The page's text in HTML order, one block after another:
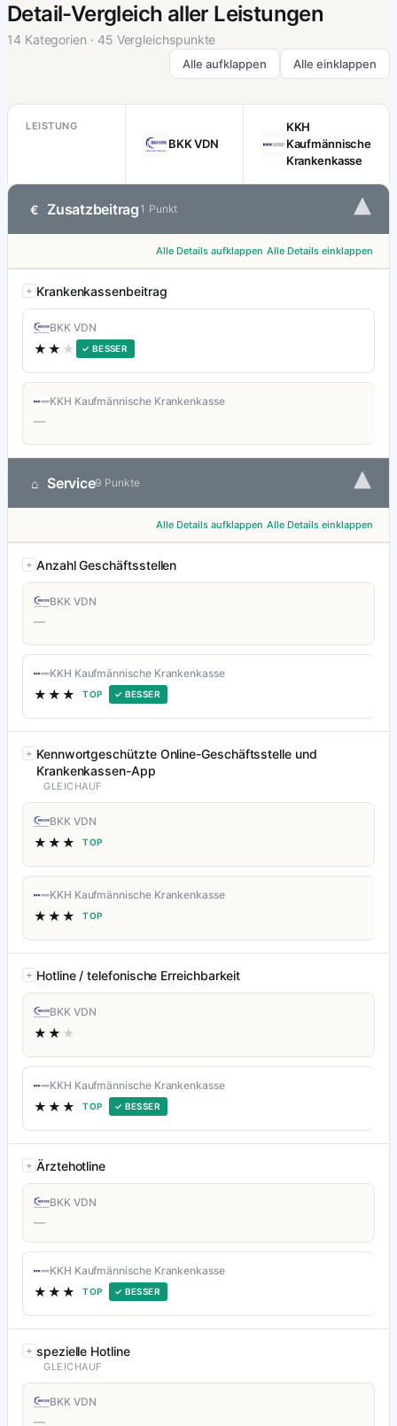
Detail-Vergleich aller Leistungen
14 Kategorien · 45 Vergleichspunkte
Alle aufklappen Alle einklappen
LEISTUNG
BKK VDN
KKH
Kaufmännische
Krankenkasse
€ Zusatzbeitrag 1 Punkt ▾
Alle Details aufklappen Alle Details einklappen
Krankenkassenbeitrag
BKK VDN
★★ ★ ✓ BESSER
KKH Kaufmännische Krankenkasse
—
⌂ Service9 Punkte ▾
Alle Details aufklappen Alle Details einklappen
Anzahl Geschäftsstellen
BKK VDN
—
KKH Kaufmännische Krankenkasse
★★★ TOP ✓ BESSER
Kennwortgeschützte Online-Geschäftsstelle und
Krankenkassen-App
GLEICHAUF
BKK VDN
★★★ TOP
KKH Kaufmännische Krankenkasse
★★★ TOP
Hotline / telefonische Erreichbarkeit
BKK VDN
★★ ★
KKH Kaufmännische Krankenkasse
★★★ TOP ✓ BESSER
Ärztehotline
BKK VDN
—
KKH Kaufmännische Krankenkasse
★★★ TOP ✓ BESSER
spezielle Hotline
GLEICHAUF
BKK VDN
—